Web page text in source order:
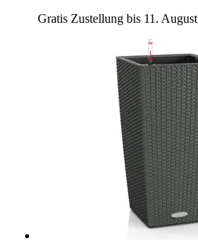
Gratis Zustellung bis 11. August